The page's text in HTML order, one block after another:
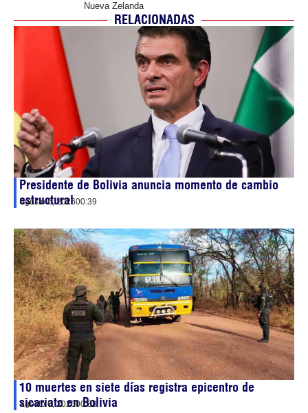
Nueva Zelanda
RELACIONADAS
Presidente de Bolivia anuncia momento de cambio
estructural
agosto 6, 202600:39
10 muertes en siete días registra epicentro de
sicariato en Bolivia
agosto 6, 202600:38